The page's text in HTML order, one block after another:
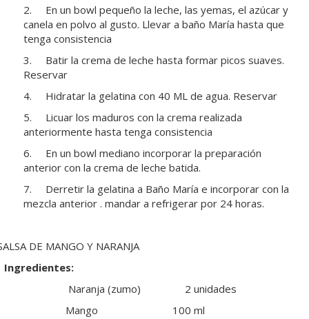
2. En un bowl pequeño la leche, las yemas, el azúcar y
canela en polvo al gusto. Llevar a baño María hasta que
tenga consistencia
3. Batir la crema de leche hasta formar picos suaves.
Reservar
4. Hidratar la gelatina con 40 ML de agua. Reservar
5. Licuar los maduros con la crema realizada
anteriormente hasta tenga consistencia
6. En un bowl mediano incorporar la preparación
anterior con la crema de leche batida.
7. Derretir la gelatina a Baño María e incorporar con la
mezcla anterior . mandar a refrigerar por 24 horas.
DE MANGO Y NARANJA
Ingredientes:
Naranja (zumo) 2 unidades
Mango 100 ml